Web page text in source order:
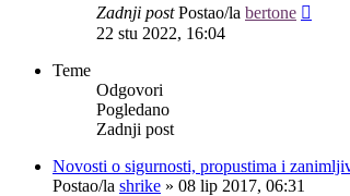
Zadnji postPostao/la bertone
22 stu 2022, 16:04
Teme
Odgovori
Pogledano
Zadnji post
Novosti o sigurnosti, propustima i
Postao/la shrike » 08 lip 2017, 06:31